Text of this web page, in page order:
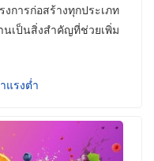
การก่อสร้างทุกประเภท
นเป็นสิ่งสำคัญที่ช่วยเพิ่ม
แรงต่ำ